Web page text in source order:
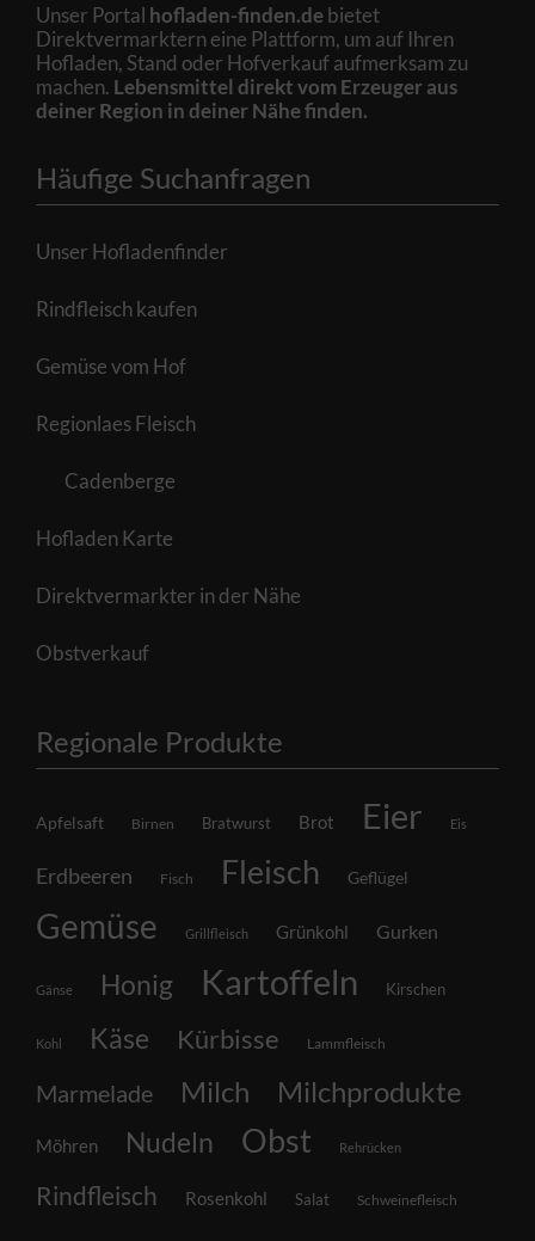
Unser Portal hofladen-finden.debietet
Direktvermarktern eine Plattform, um auf Ihren
Hofladen, Stand oder Hofverkauf aufmerksam zu
machen. Lebensmittel direkt vom Erzeuger aus
deiner Region in deiner Nähe finden.
Häufige Suchanfragen
Unser Hofladenfinder
Rindfleisch kaufen
Gemüse vom Hof
Regionlaes Fleisch
Cadenberge
Hofladen Karte
Direktvermarkter in der Nähe
Obstverkauf
Regionale Produkte
Apfelsaft Birnen Bratwurst Brot Eier Eis
Erdbeeren Fisch Fleisch Geflügel
Gemüse Grillfleisch Grünkohl Gurken
Gänse Honig Kartoffeln Kirschen
Kohl Käse Kürbisse Lammfleisch
Marmelade Milch Milchprodukte
Möhren Nudeln Obst Rehrücken
Rindfleisch Rosenkohl Salat Schweinefleisch